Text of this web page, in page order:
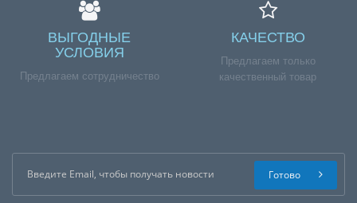
ВЫГОДНЫЕ
УСЛОВИЯ
Предлагаем сотрудничество
КАЧЕСТВО
Предлагаем только
качественный товар
Готово